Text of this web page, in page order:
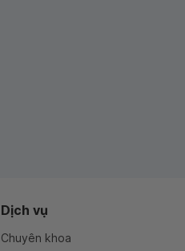
Dịch vụ
Chuyên khoa